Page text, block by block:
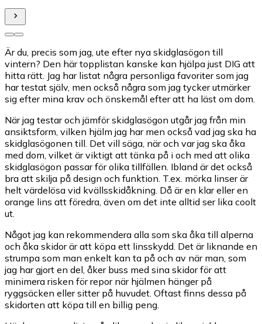
Är du, precis som jag, ute efter nya skidglasögon till
vintern? Den här topplistan kanske kan hjälpa just DIG att
hitta rätt. Jag har listat några personliga favoriter som jag
har testat själv, men också några som jag tycker utmärker
sig efter mina krav och önskemål efter att ha läst om dom.
När jag testar och jämför skidglasögon utgår jag från min
ansiktsform, vilken hjälm jag har men också vad jag ska ha
skidglasögonen till. Det vill säga, när och var jag ska åka
med dom, vilket är viktigt att tänka på i och med att olika
skidglasögon passar för olika tillfällen. Ibland är det också
bra att skilja på design och funktion. T.ex. mörka linser är
helt värdelösa vid kvällsskidåkning. Då är en klar eller en
orange lins att föredra, även om det inte alltid ser lika coolt
ut.
Något jag kan rekommendera alla som ska åka till alperna
och åka skidor är att köpa ett linsskydd. Det är liknande en
strumpa som man enkelt kan ta på och av när man, som
jag har gjort en del, åker buss med sina skidor för att
minimera risken för repor när hjälmen hänger på
ryggsäcken eller sitter på huvudet. Oftast finns dessa på
skidorten att köpa till en billig peng.